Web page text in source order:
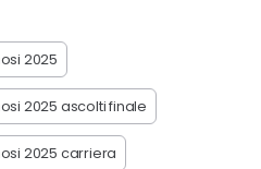
2025
2025 ascolti finale
2025 carriera